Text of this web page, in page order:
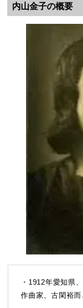
内山金子の概要
・1912年愛知県
作曲家、古閑裕而